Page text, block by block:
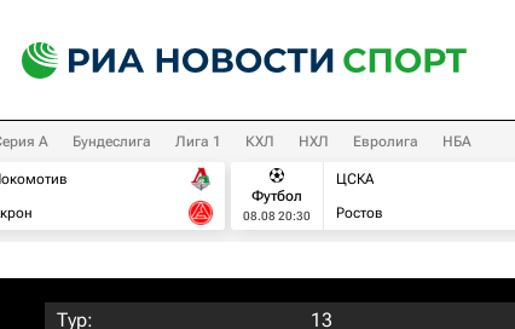
А Бундеслига Лига 1 КХЛ НХЛ Евролига НБА
Футбол
08.08 20:30
ЦСКА
Ростов
Тур:
13